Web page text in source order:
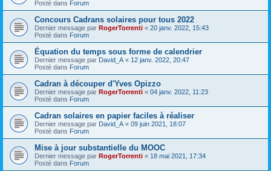
Posté dans Forum
Concours Cadrans solaires pour tous 2022
Dernier message par RogerTorrenti « 20 janv. 2022, 15:43
Posté dans Forum
Équation du temps sous forme de calendrier
Dernier message par David_A « 12 janv. 2022, 20:47
Posté dans Forum
Cadran à découper d'Yves Opizzo
Dernier message par RogerTorrenti « 04 janv. 2022, 11:23
Posté dans Forum
Cadran solaires en papier faciles à réaliser
Dernier message par David_A « 09 juin 2021, 18:07
Posté dans Forum
Mise à jour substantielle du MOOC
Dernier message par RogerTorrenti « 18 mai 2021, 17:34
Posté dans Forum